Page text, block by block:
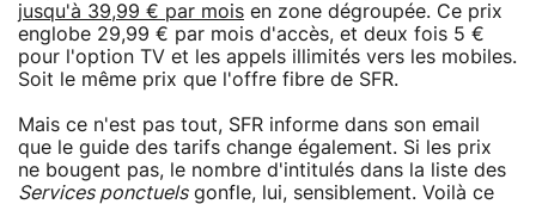
jusqu'à 39,99 € par mois en zone dégroupée. Ce prix
englobe 29,99 € par mois d'accès, et deux fois 5 €
pour l'option TV et les appels illimités vers les mobiles.
Soit le même prix que l'offre fibre de SFR.
Mais ce n'est pas tout, SFR informe dans son email
que le guide des tarifs change également. Si les prix
ne bougent pas, le nombre d'intitulés dans la liste des
Services ponctuelsgonfle, lui, sensiblement. Voilà ce